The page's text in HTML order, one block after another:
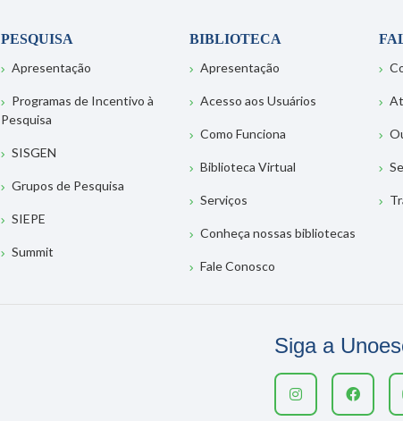
PESQUISA
Apresentação
Programas de Incentivo à
Pesquisa
SISGEN
Grupos de Pesquisa
SIEPE
Summit
BIBLIOTECA
Apresentação
Acesso aos Usuários
Como Funciona
Biblioteca Virtual
Serviços
Conheça nossas bibliotecas
Fale Conosco
Siga a